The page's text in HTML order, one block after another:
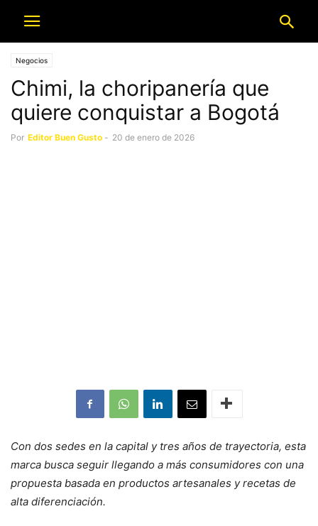
Negocios
Chimi, la choripanería que
quiere conquistar a Bogotá
Por Editor Buen Gusto - 20 de enero de 2026
Con dos sedes en la capital y tres años de trayectoria, esta
marca busca seguir llegando a más consumidores con una
propuesta basada en productos artesanales y recetas de
alta diferenciación.